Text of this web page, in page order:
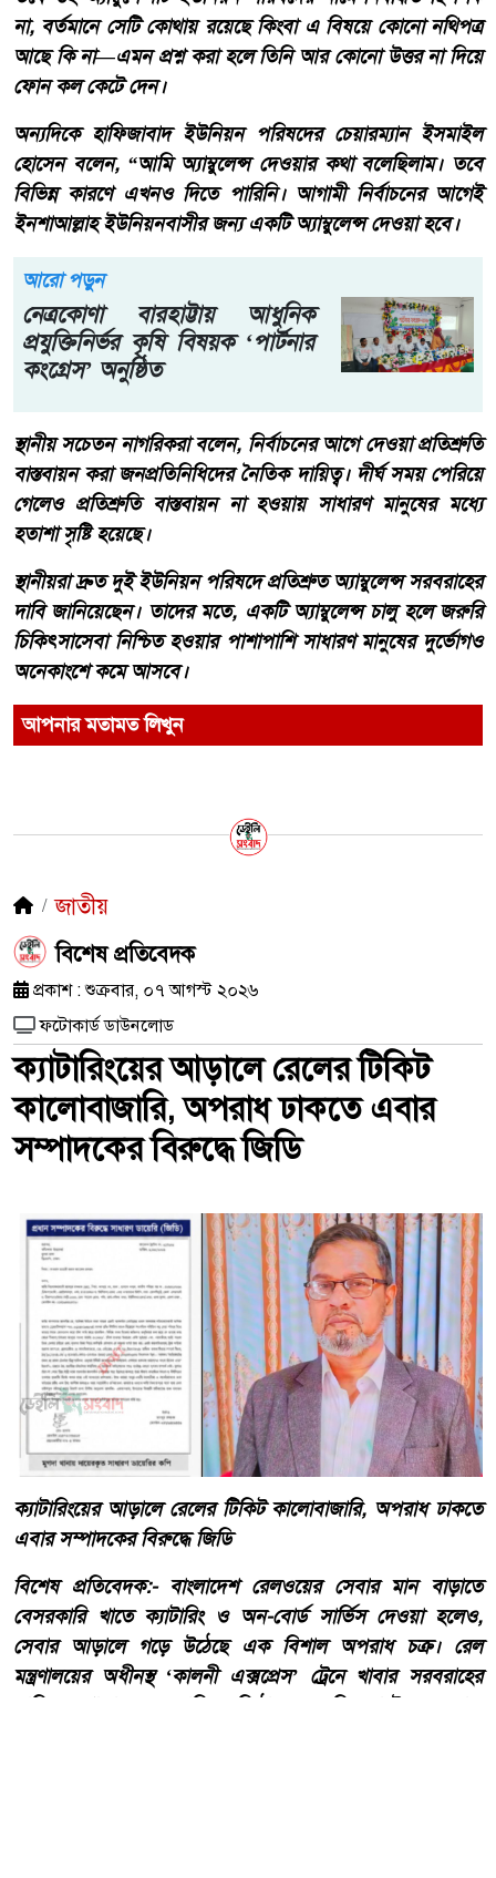
না, বর্তমানে সেটি কোথায় রয়েছে কিংবা এ বিষয়ে কোনো নথিপত্র
আছে কি না—এমন প্রশ্ন করা হলে তিনি আর কোনো উত্তর না দিয়ে
ফোন কল কেটে দেন।
অন্যদিকে হাফিজাবাদ ইউনিয়ন পরিষদের চেয়ারম্যান ইসমাইল
হোসেন বলেন, “আমি অ্যাম্বুলেন্স দেওয়ার কথা বলেছিলাম। তবে
বিভিন্ন কারণে এখনও দিতে পারিনি। আগামী নির্বাচনের আগেই
ইনশাআল্লাহ ইউনিয়নবাসীর জন্য একটি অ্যাম্বুলেন্স দেওয়া হবে।
আরো পড়ুন
নেত্রকোণা বারহাট্টায় আধুনিক
প্রযুক্তিনির্ভর কৃষি বিষয়ক ‘পার্টনার
কংগ্রেস’ অনুষ্ঠিত
স্থানীয় সচেতন নাগরিকরা বলেন, নির্বাচনের আগে দেওয়া প্রতিশ্রুতি
বাস্তবায়ন করা জনপ্রতিনিধিদের নৈতিক দায়িত্ব। দীর্ঘ সময় পেরিয়ে
গেলেও প্রতিশ্রুতি বাস্তবায়ন না হওয়ায় সাধারণ মানুষের মধ্যে
হতাশা সৃষ্টি হয়েছে।
স্থানীয়রা দ্রুত দুই ইউনিয়ন পরিষদে প্রতিশ্রুত অ্যাম্বুলেন্স সরবরাহের
দাবি জানিয়েছেন। তাদের মতে, একটি অ্যাম্বুলেন্স চালু হলে জরুরি
চিকিৎসাসেবা নিশ্চিত হওয়ার পাশাপাশি সাধারণ মানুষের দুর্ভোগও
অনেকাংশে কমে আসবে।
আপনার মতামত লিখুন
জাতীয়
​বিশেষ প্রতিবেদক
প্রকাশ : শুক্রবার, ০৭ আগস্ট ২০২৬
ফটোকার্ড ডাউনলোড
ক্যাটারিংয়ের আড়ালে রেলের টিকিট
কালোবাজারি, অপরাধ ঢাকতে এবার
সম্পাদকের বিরুদ্ধে জিডি
ক্যাটারিংয়ের আড়ালে রেলের টিকিট কালোবাজারি, অপরাধ ঢাকতে
এবার সম্পাদকের বিরুদ্ধে জিডি
​বিশেষ প্রতিবেদক:- ​বাংলাদেশ রেলওয়ের সেবার মান বাড়াতে
বেসরকারি খাতে ক্যাটারিং ও অন-বোর্ড সার্ভিস দেওয়া হলেও,
সেবার আড়ালে গড়ে উঠেছে এক বিশাল অপরাধ চক্র। রেল
মন্ত্রণালয়ের অধীনস্থ ‘কালনী এক্সপ্রেস’ ট্রেনে খাবার সরবরাহের
দায়িত্বে থাকা বেসরকারি প্রতিষ্ঠান ‘সুরুচি ফাস্টফুড অ্যান্ড